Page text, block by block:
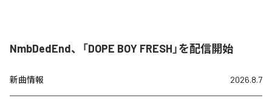
NmbDedEnd、「DOPE BOY FRESH」を配信開始
新曲情報 2026.8.7